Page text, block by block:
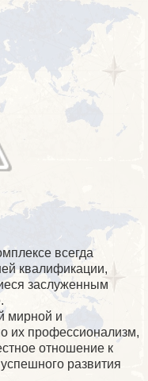
всегда
квалификации,
заслуженным
мирной и
их профессионализм,
отношение к
развития